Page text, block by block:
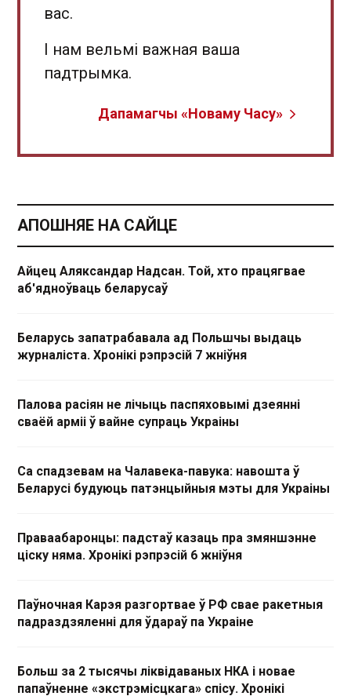
вас.
І нам вельмі важная ваша
падтрымка.
Дапамагчы «Новаму Часу»
АПОШНЯЕ НА САЙЦЕ
Айцец Аляксандар Надсан. Той, хто працягвае
аб'ядноўваць беларусаў
Беларусь запатрабавала ад Польшчы выдаць
журналіста. Хронікі рэпрэсій 7 жніўня
Палова расіян не лічыць паспяховымі дзеянні
сваёй арміі ў вайне супраць Украіны
Са спадзевам на Чалавека-павука: навошта ў
Беларусі будуюць патэнцыйныя мэты для Украіны
Праваабаронцы: падстаў казаць пра змяншэнне
ціску няма. Хронікі рэпрэсій 6 жніўня
Паўночная Карэя разгортвае ў РФ свае ракетныя
падраздзяленні для ўдараў па Украіне
Больш за 2 тысячы ліквідаваных НКА і новае
папаўненне «экстрэмісцкага» спісу. Хронікі